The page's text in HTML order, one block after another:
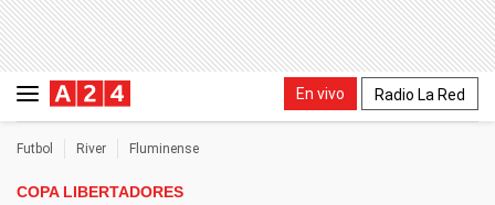
En vivo Radio La Red
Futbol River Fluminense
COPA LIBERTADORES